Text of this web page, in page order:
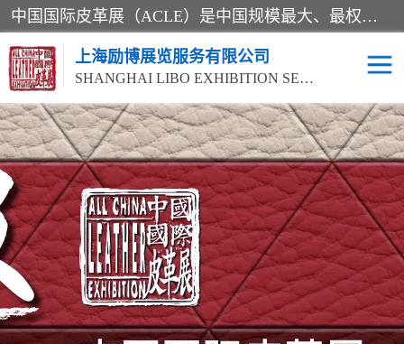
中国国际皮革展（ACLE）是中国规模最大、最权威的国际皮革盛会，自创办以来一直由中国皮革协会（CLIA）和亚太区皮革展有限公司（APLF）共同举办
上海励博展览服务有限公司
SHANGHAI LIBO EXHIBITION SERVICE CO.,LTD
2026中国国际皮革展
ACLE
2026上海皮革机械展
2026上海合成革展会 2026中国国际皮革展
2026中国国际皮革展
ACLE
2026中国国际皮革展